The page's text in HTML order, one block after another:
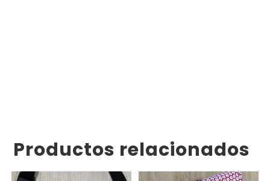
Productos relacionados